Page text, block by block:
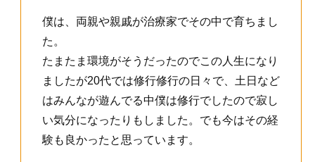
僕は、両親や親戚が治療家でその中で育ちまし
た。
たまたま環境がそうだったのでこの人生になり
ましたが20代では修行修行の日々で、土日など
はみんなが遊んでる中僕は修行でしたので寂し
い気分になったりもしました。でも今はその経
験も良かったと思っています。